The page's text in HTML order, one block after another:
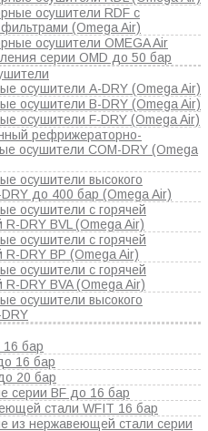
осушители RDF с
(Omega Air)
осушители OMEGA Air
серии OMD до 50 бар
осушители A-DRY (Omega Air)
осушители B-DRY (Omega Air)
осушители F-DRY (Omega Air)
рефрижераторно-
осушители COM-DRY (Omega
осушители высокого
до 400 бар (Omega Air)
осушители с горячей
R-DRY BVL (Omega Air)
осушители с горячей
R-DRY BP (Omega Air)
осушители с горячей
R-DRY BVA (Omega Air)
осушители высокого
16 бар
16 бар
20 бар
серии BF до 16 бар
стали WFIT 16 бар
из нержавеющей стали серии